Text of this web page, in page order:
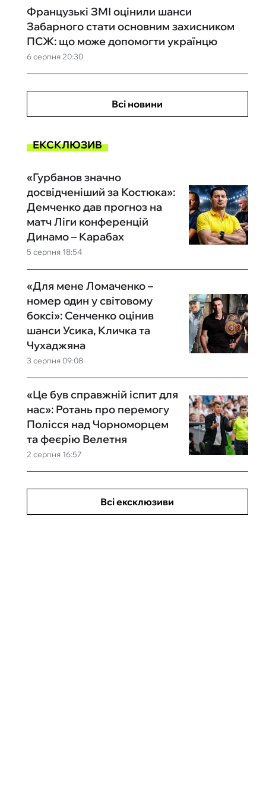
6 серпня 20:30
Французькі ЗМІ оцінили шанси
Забарного стати основним захисником
ПСЖ: що може допомогти українцю
Всі новини
ЕКСКЛЮЗИВ
5 серпня 18:54
«Гурбанов значно
досвідченіший за Костюка»:
Демченко дав прогноз на
матч Ліги конференцій
Динамо – Карабах
3 серпня 09:08
«Для мене Ломаченко –
номер один у світовому
боксі»: Сенченко оцінив
шанси Усика, Кличка та
Чухаджяна
2 серпня 16:57
«Це був справжній іспит для
нас»: Ротань про перемогу
Полісся над Чорноморцем
та феєрію Велетня
Всі ексклюзиви